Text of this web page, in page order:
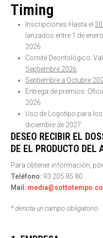
Timing
Inscripciones Hasta el
lanzados entre 1 de
2026.
Comité Deontológico:
Septiembre 2026
Septiembre a Octubre
Entrega de premios:
2026
Uso de Logotipo para
diciembre de 2027.
DESEO RECIBIR EL
DE EL PRODUCTO DEL
Para obtener información,
Teléfono: 93 205 85 80
Mail:
* denota un campo obligatorio